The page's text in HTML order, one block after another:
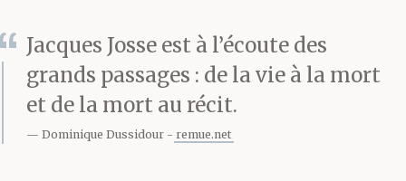
histoires en réserve.
Quand il se lance, quand
il égrène, distille,
Jacques Josse est à l’écoute des
grands passages : de la vie à la mort
et de la mort au récit.
Dominique Dussidour remue.net